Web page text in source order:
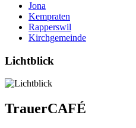
Jona
Kempraten
Rapperswil
Kirchgemeinde
Lichtblick
TrauerCAFÉ